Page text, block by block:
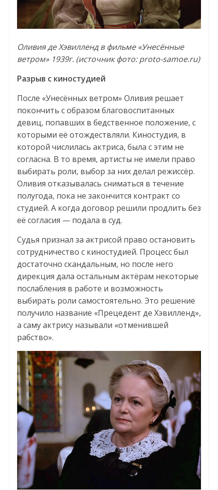
Оливия де Хэвилленд в фильме «Унесённые
ветром» 1939г. (источник фото: proto-samoe.ru)
Разрыв с киностудией
После «Унесённых ветром» Оливия решает
покончить с образом благовоспитанных
девиц, попавших в бедственное положение, с
которыми её отождествляли. Киностудия, в
которой числилась актриса, была с этим не
согласна. В то время, артисты не имели право
выбирать роли, выбор за них делал режиссёр.
Оливия отказывалась сниматься в течение
полугода, пока не закончится контракт со
студией. А когда договор решили продлить без
её согласия — подала в суд.
Судья признал за актрисой право остановить
сотрудничество с киностудией. Процесс был
достаточно скандальным, но после него
дирекция дала остальным актёрам некоторые
послабления в работе и возможность
выбирать роли самостоятельно. Это решение
получило название «Прецедент де Хэвилленд»,
а саму актрису называли «отменившей
рабство».